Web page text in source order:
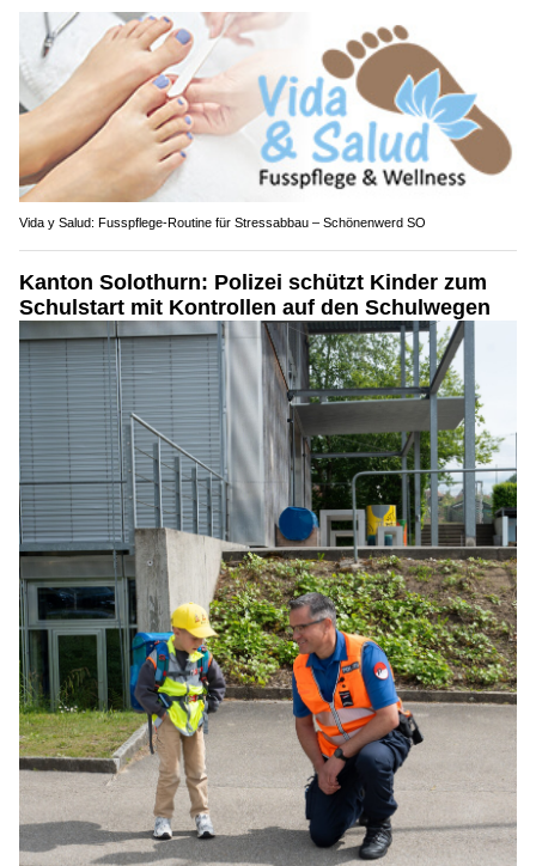
Vida y Salud: Fusspflege-Routine für Stressabbau – Schönenwerd SO
Kanton Solothurn: Polizei schützt Kinder zum
Schulstart mit Kontrollen auf den Schulwegen